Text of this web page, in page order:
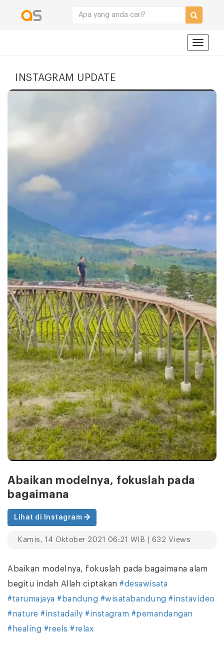
INSTAGRAM UPDATE
Abaikan modelnya, fokuslah pada
bagaimana
Lihat di Instagram
Kamis, 14 Oktober 2021 06:21 WIB | 632 Views
Abaikan modelnya, fokuslah pada bagaimana alam
begitu indah Allah ciptakan #desawisata
#tarumajaya #bandung #wisatabandung #instavideo
#nature #instadaily #instagram #pemandangan
#healing #reels #relax